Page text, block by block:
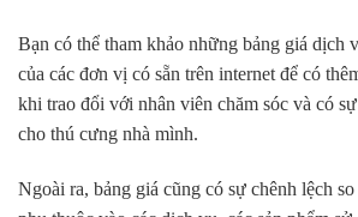
Bạn có thể tham khảo những bảng giá dịch
của các đơn vị có sẵn trên internet để có
khi trao đổi với nhân viên chăm sóc và có
cho thú cưng nhà mình.
Ngoài ra, bảng giá cũng có sự chênh lệch